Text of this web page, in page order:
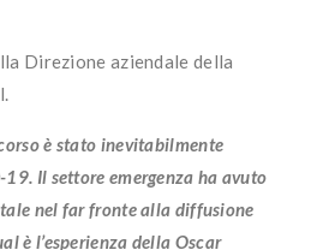
Direzione aziendale della
è stato inevitabilmente
Il settore emergenza ha avuto
nel far fronte alla diffusione
è l’esperienza della Oscar